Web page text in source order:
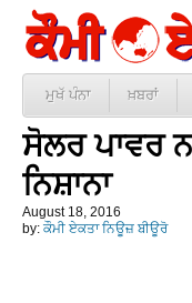
ਮੁਖੱ ਪੰਨਾ ਖ਼ਬਰਾਂ
ਸੋਲਰ ਪਾਵਰ
ਨਿਸ਼ਾਨਾ
August 18, 2016
by: ਕੌਮੀ ਏਕਤਾ ਨਿਊਜ਼ ਬੀਊਰੋ